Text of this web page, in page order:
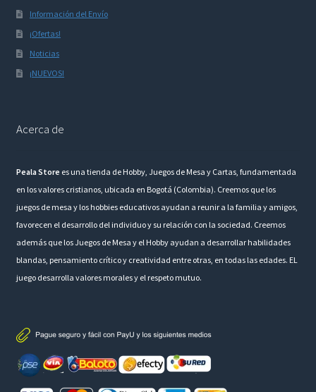
Información del Envío
¡Ofertas!
Noticias
¡NUEVOS!
Acerca de
Peala Store es una tienda de Hobby, Juegos de Mesa y Cartas, fundamentada
en los valores cristianos, ubicada en Bogotá (Colombia). Creemos que los
juegos de mesa y los hobbies educativos ayudan a reunir a la familia y amigos,
favorecen el desarrollo del individuo y su relación con la sociedad. Creemos
además que los Juegos de Mesa y el Hobby ayudan a desarrollar habilidades
blandas, pensamiento crítico y creatividad entre otras, en todas las edades. EL
juego desarrolla valores morales y el respeto mutuo.